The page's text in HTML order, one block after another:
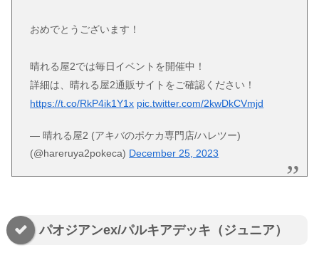
おめでとうございます！
晴れる屋2では毎日イベントを開催中！
詳細は、晴れる屋2通販サイトをご確認ください！
https://t.co/RkP4ik1Y1x pic.twitter.com/2kwDkCVmjd
— 晴れる屋2 (アキバのポケカ専門店/ハレツー)
(@hareruya2pokeca) December 25, 2023
パオジアンex/パルキアデッキ（ジュニア）